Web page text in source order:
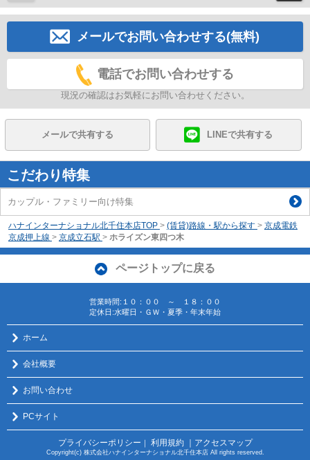
メールでお問い合わせする(無料)
電話でお問い合わせする
現況の確認はお気軽にお問い合わせください。
メールで共有する LINEで共有する
こだわり特集
カップル・ファミリー向け特集
ハナインターナショナル北千住本店TOP > (賃貸)路線・駅から探す > 京成電鉄
京成押上線 > 京成立石駅 > ホライズン東四つ木
ページトップに戻る
営業時間:１０：００ ～ １８：００
定休日:水曜日・ＧＷ・夏季・年末年始
ホーム
会社概要
お問い合わせ
PCサイト
プライバシーポリシー ｜ 利用規約 ｜アクセスマップ
Copyright(c) 株式会社ハナインターナショナル北千住本店 All rights reserved.